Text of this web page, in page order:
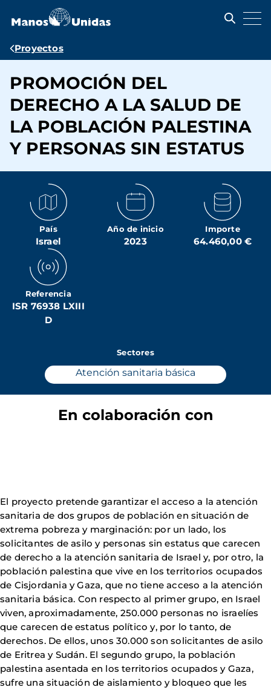
contenido
Ruta
navegación
Proyectos
PROMOCIÓN DEL
DERECHO A LA SALUD DE
LA POBLACIÓN PALESTINA
Y PERSONAS SIN ESTATUS
País
Israel
Año de inicio
2023
Importe
64.460,00 €
Referencia
ISR 76938 LXIII
D
Sectores
Atención sanitaria básica
En colaboración con
El proyecto pretende garantizar el acceso a la atención
sanitaria de dos grupos de población en situación de
extrema pobreza y marginación: por un lado, los
solicitantes de asilo y personas sin estatus que carecen
de derecho a la atención sanitaria de Israel y, por otro, la
población palestina que vive en los territorios ocupados
de Cisjordania y Gaza, que no tiene acceso a la atención
sanitaria básica. Con respecto al primer grupo, en Israel
viven, aproximadamente, 250.000 personas no israelíes
que carecen de estatus político y, por lo tanto, de
derechos. De ellos, unos 30.000 son solicitantes de asilo
de Eritrea y Sudán. El segundo grupo, la población
palestina asentada en los territorios ocupados y Gaza,
sufre una situación de aislamiento y bloqueo que les